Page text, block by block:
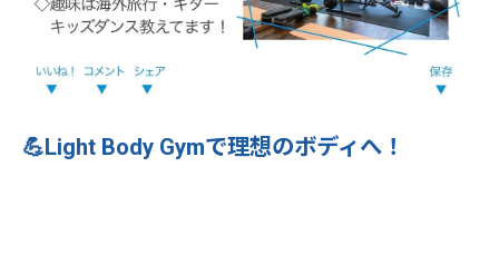
💪Light Body Gymで理想のボディへ！